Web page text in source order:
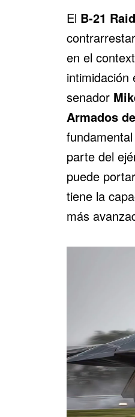
El B-21
en el
intimidación
senador
Armados
parte del
puede
tiene la
más